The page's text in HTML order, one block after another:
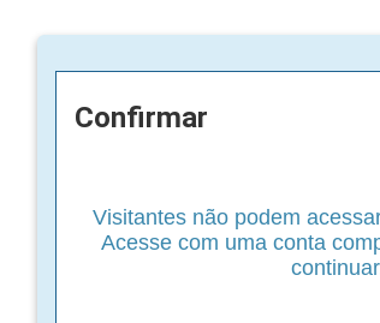
Confirmar
Visitantes não podem
Acesse com uma conta